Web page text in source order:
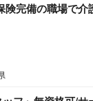
険完備の職場で介